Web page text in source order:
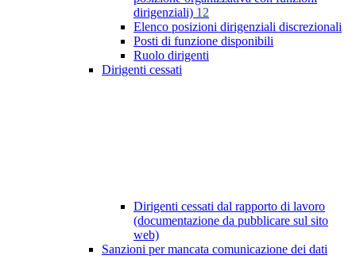
dirigenziali) 12
Elenco posizioni dirigenziali discrezionali
Posti di funzione disponibili
Ruolo dirigenti
Dirigenti cessati
Dirigenti cessati dal rapporto di lavoro
(documentazione da pubblicare sul sito
web)
Sanzioni per mancata comunicazione dei dati